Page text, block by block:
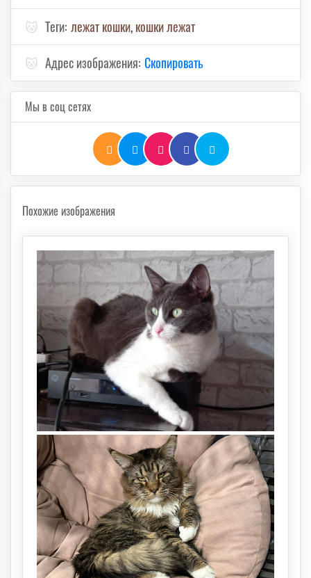
🐱 Теги: лежат кошки,кошки лежат
🐱 Адрес изображения: Скопировать
Мы в соц сетях
Похожие изображения